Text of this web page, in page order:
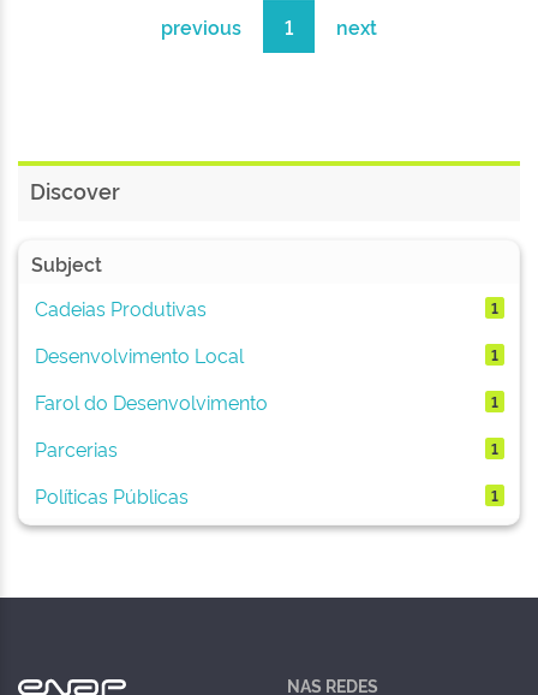
previous 1 next
Discover
Subject
Cadeias Produtivas
1
Desenvolvimento Local 1
Farol do Desenvolvimento 1
Parcerias 1
Políticas Públicas 1
NAS REDES